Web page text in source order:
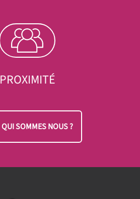
PROXIMITÉ
QUI SOMMES NOUS ?